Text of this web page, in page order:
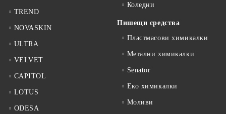
TREND
NOVASKIN
ULTRA
VELVET
CAPITOL
LOTUS
ODESA
Коледни
Пишещи средства
Пластмасови химикалки
Метални химикалки
Senator
Еко химикалки
Моливи